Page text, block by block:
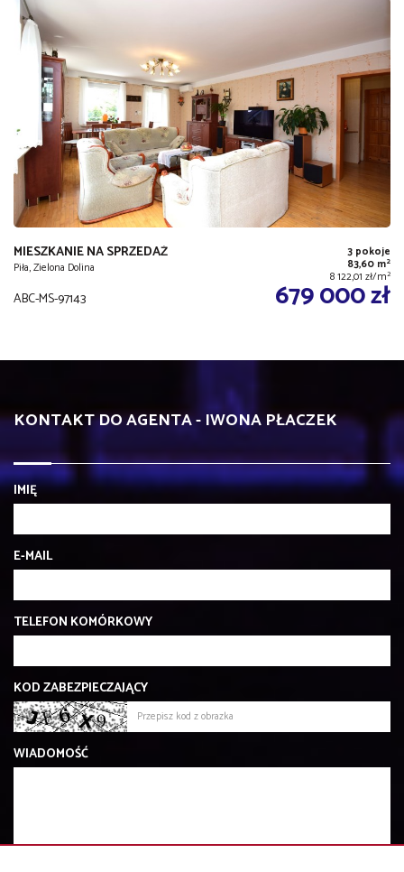
MIESZKANIE NA SPRZEDAŻ
Piła, Zielona Dolina
3 pokoje
83,60 m2
8 122,01 zł/m2
ABC-MS-97143 679 000 zł
KONTAKT DO AGENTA - IWONA PŁACZEK
IMIĘ
E-MAIL
TELEFON KOMÓRKOWY
KOD ZABEZPIECZAJĄCY
WIADOMOŚĆ